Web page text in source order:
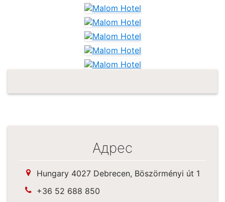
Адрес
Hungary 4027 Debrecen, Böszörményi út 1
+36 52 688 850